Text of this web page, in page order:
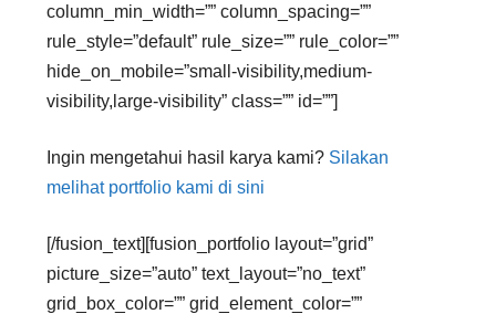
column_min_width=”” column_spacing=””
rule_style=”default” rule_size=”” rule_color=””
hide_on_mobile=”small-visibility,medium-
visibility,large-visibility” class=”” id=””]
Ingin mengetahui hasil karya kami? Silakan
melihat portfolio kami di sini
[/fusion_text][fusion_portfolio layout=”grid”
picture_size=”auto” text_layout=”no_text”
grid_box_color=”” grid_element_color=””